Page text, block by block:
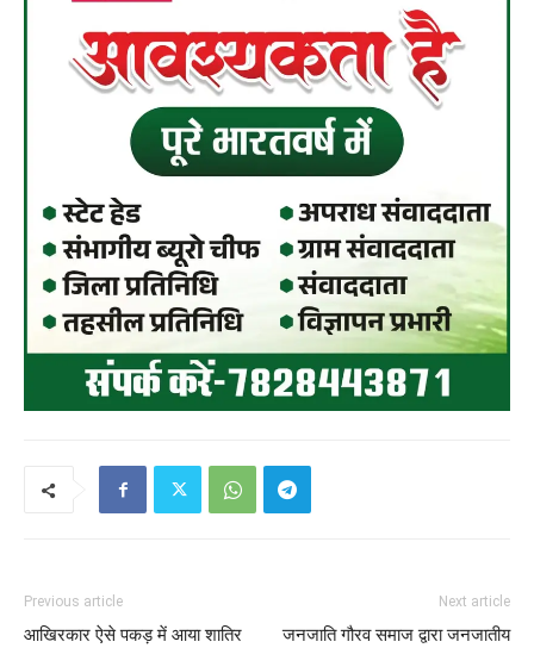
Previous article
आखिरकार ऐसे पकड़ में आया शातिर
Next article
जनजाति गौरव समाज द्वारा जनजातीय